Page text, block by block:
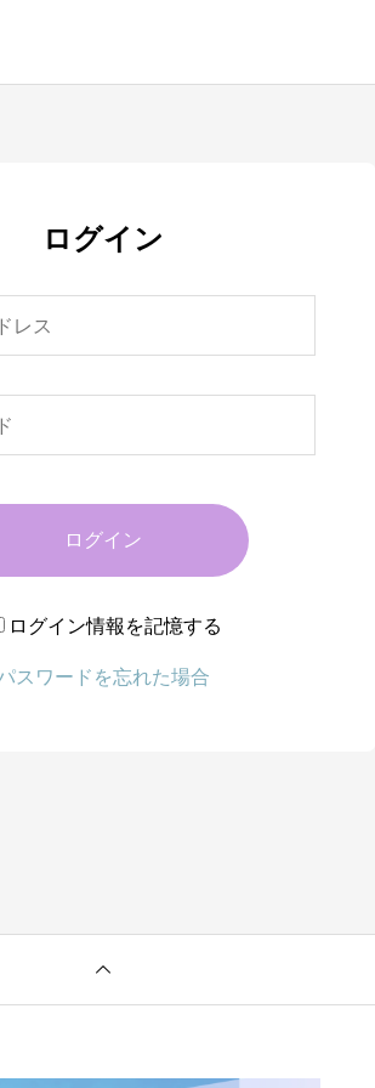
ログイン
ログイン
ログイン情報を記憶する
スワードを忘れた場合